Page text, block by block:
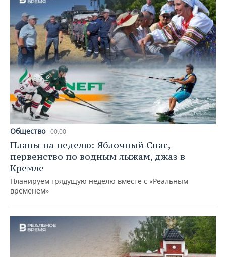
Общество 00:00
Планы на неделю: Яблочный Спас,
первенство по водным лыжам, джаз в
Кремле
Планируем грядущую неделю вместе с «Реальным
временем»